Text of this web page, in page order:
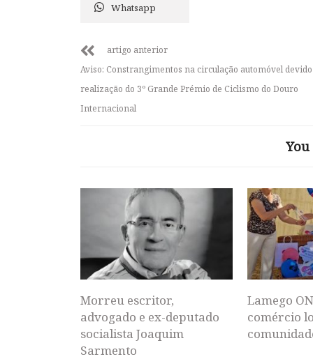
Whatsapp
artigo anterior
Aviso: Constrangimentos na circulação automóvel
realização do 3º Grande Prémio de Ciclismo do Douro
Internacional
Morreu escritor,
advogado e ex-deputado
socialista Joaquim
Sarmento
Lamego
comércio